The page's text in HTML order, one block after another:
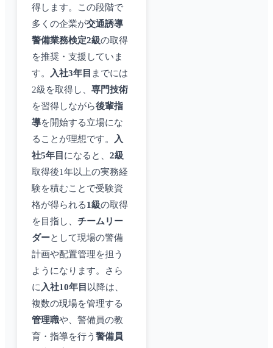
得します。この段階で
多くの企業が交通誘導
警備業務検定2級の取得
を推奨・支援していま
す。
入社3年目 までには
2級を取得し、 専門技術
を習得しながら後輩指
導を開始する立場にな
ることが理想です。
入
社5年目 になると、 2級
取得後1年以上の実務経
験を積むことで受験資
格が得られる1級の取得
を目指し、 チームリー
ダーとして現場の警備
計画や配置管理を担う
ようになります。さら
に 入社10年目 以降は、
複数の現場を管理する
管理職や、警備員の教
育・指導を行う 警備員